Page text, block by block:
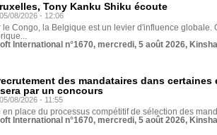
Tony Kanku Shiku écoute
08/2026 - 12:06
le Congo, la Belgique est un levier d'influence globale.
International n°1670, mercredi, 5 août 2026,
des mandataires dans
par un concours
08/2026 - 11:55
en place du processus compétitif de sélection des
International n°1670, mercredi, 5 août 2026,